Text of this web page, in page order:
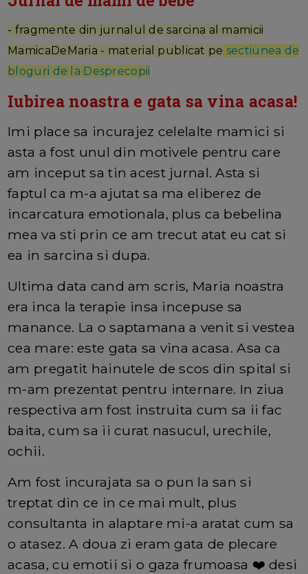
- fragmente din jurnalul de sarcina al mamicii
MamicaDeMaria - material publicat pe sectiunea de
bloguri de la Desprecopii
Iubirea noastra e gata sa vina acasa!
Imi place sa incurajez celelalte mamici si
asta a fost unul din motivele pentru care
am inceput sa tin acest jurnal. Asta si
faptul ca m-a ajutat sa ma eliberez de
incarcatura emotionala, plus ca bebelina
mea va sti prin ce am trecut atat eu cat si
ea in sarcina si dupa.
Ultima data cand am scris, Maria noastra
era inca la terapie insa incepuse sa
manance. La o saptamana a venit si vestea
cea mare: este gata sa vina acasa. Asa ca
am pregatit hainutele de scos din spital si
m-am prezentat pentru internare. In ziua
respectiva am fost instruita cum sa ii fac
baita, cum sa ii curat nasucul, urechile,
ochii.
Am fost incurajata sa o pun la san si
treptat din ce in ce mai mult, plus
consultanta in alaptare mi-a aratat cum sa
o atasez. A doua zi eram gata de plecare
acasa, cu emotii si o gaza frumoasa ❤️ desi